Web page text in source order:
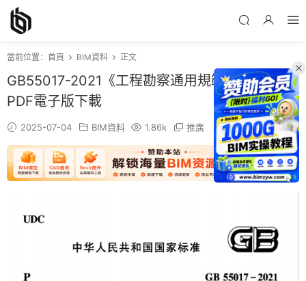
當前位置： 首頁 BIM資料 正文
GB55017-2021《工程勘察通用規範》百度網盤
PDF電子版下載
2025-07-04 BIM資料 1.86k 推廣